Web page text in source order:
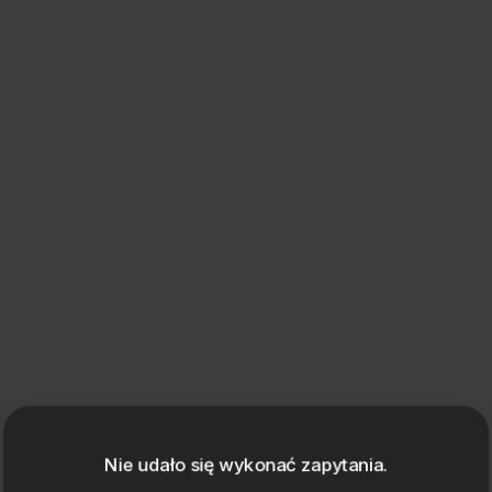
Uruchomienie konstruktora
Nie udało się wykonać zapytania.